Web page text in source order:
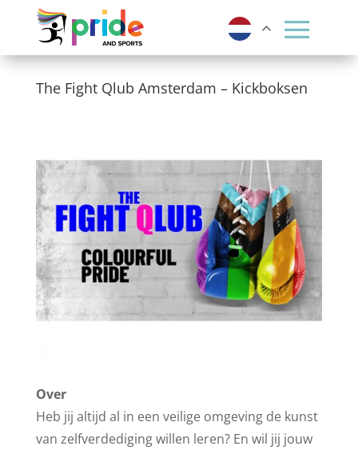
The Fight Qlub Amsterdam – Kickboksen
Over
Heb jij altijd al in een veilige omgeving de kunst
van zelfverdediging willen leren? En wil jij jouw